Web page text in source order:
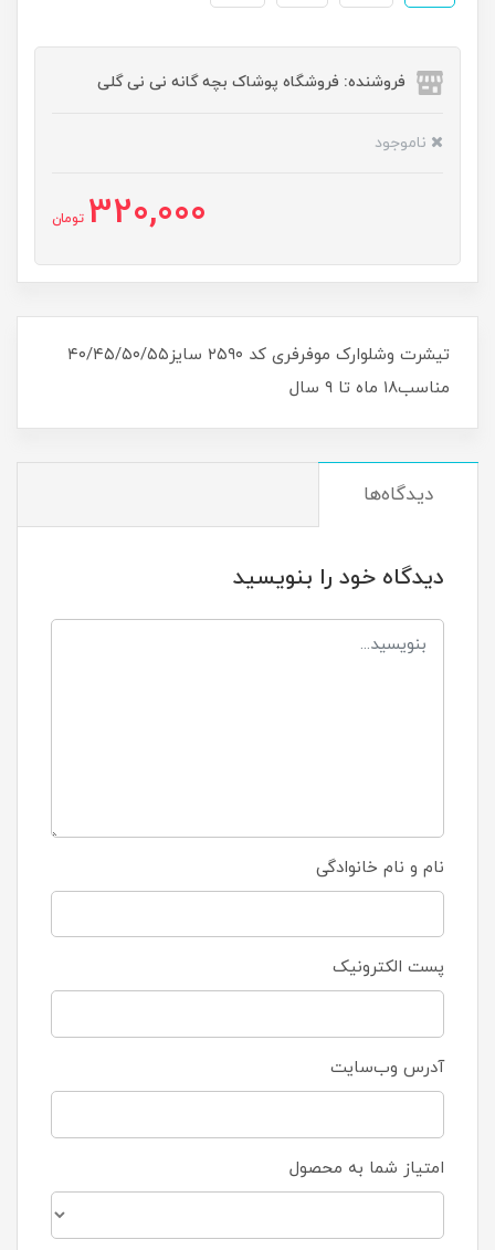
فروشنده: فروشگاه پوشاک بچه گانه نی نی گلی
ناموجود
320,000 تومان
تیشرت وشلوارک موفرفری کد ۲۵۹۰ سایز۴۰/۴۵/۵۰/۵۵
مناسب۱۸ ماه تا ۹ سال
دیدگاه‌ها
دیدگاه خود را بنویسید
نام و نام خانوادگی
پست الکترونیک
آدرس وب‌سایت
امتیاز شما به محصول